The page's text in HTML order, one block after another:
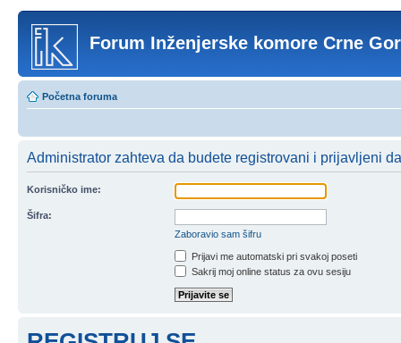
Forum Inženjerske komore Crne
Početna foruma
Administrator zahteva da budete registrovani i prijavljeni
Korisničko ime:
Šifra:
Zaboravio sam šifru
Prijavi me automatski pri svakoj poseti
Sakrij moj online status za ovu sesiju